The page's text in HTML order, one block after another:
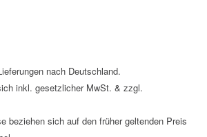
nach Deutschland.
inkl. gesetzlicher MwSt. & zzgl.
beziehen sich auf den früher geltenden Preis